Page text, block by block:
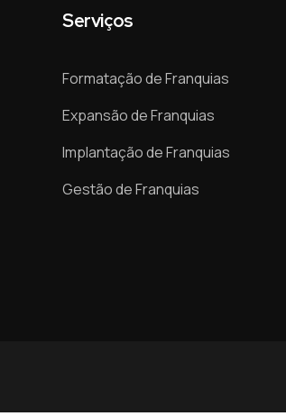
Serviços
Formatação de Franquias
Expansão de Franquias
Implantação de Franquias
Gestão de Franquias